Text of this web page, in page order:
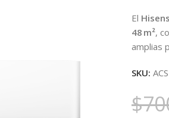
El
48 m²,
amplias
SKU:
$